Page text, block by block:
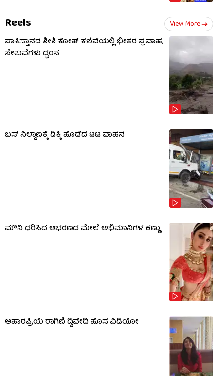
Reels View More
ಪಾಕಿಸ್ತಾನದ ಶೀಶಿ ಕೋಹ್ ಕಣಿವೆಯಲ್ಲಿ ಭೀಕರ ಪ್ರವಾಹ,
ಸೇತುವೆಗಳು ಧ್ವಂಸ
ಬಸ್​​ ನಿಲ್ದಾಣಕ್ಕೆ ಡಿಕ್ಕಿ ಹೊಡೆದ ಟಿಟಿ ವಾಹನ
ಮೌನಿ ಧರಿಸಿದ ಆಭರಣದ ಮೇಲೆ ಅಭಿಮಾನಿಗಳ ಕಣ್ಣು
ಆಹಾರಪ್ರಿಯೆ ರಾಗಿಣಿ ದ್ವಿವೇದಿ ಹೊಸ ವಿಡಿಯೋ